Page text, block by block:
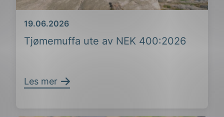
Tjømemuffa ute av NEK 400:2026
Dato
19.06.2026
Les mer